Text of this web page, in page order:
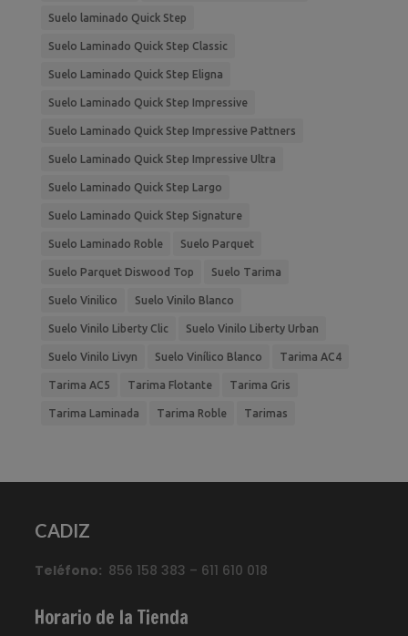
Suelo laminado Quick Step
Suelo Laminado Quick Step Classic
Suelo Laminado Quick Step Eligna
Suelo Laminado Quick Step Impressive
Suelo Laminado Quick Step Impressive Pattners
Suelo Laminado Quick Step Impressive Ultra
Suelo Laminado Quick Step Largo
Suelo Laminado Quick Step Signature
Suelo Laminado Roble Suelo Parquet
Suelo Parquet Diswood Top Suelo Tarima
Suelo Vinilico Suelo Vinilo Blanco
Suelo Vinilo Liberty Clic Suelo Vinilo Liberty Urban
Suelo Vinilo Livyn Suelo Vinílico Blanco Tarima AC4
Tarima AC5 Tarima Flotante Tarima Gris
Tarima Laminada Tarima Roble Tarimas
CADIZ
Teléfono: 856 158 383 – 611 610 018
Horario de la Tienda